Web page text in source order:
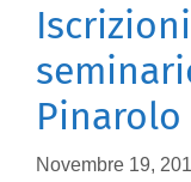
Pinarolo
Novembre 19,